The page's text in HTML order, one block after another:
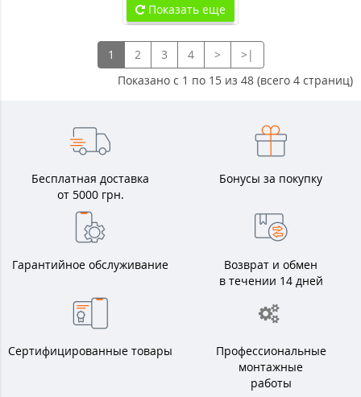
Показать еще
1 2 3 4 >
>|
Показано с 1 по 15 из 48 (всего 4 страниц)
Бесплатная доставка
от 5000 грн.
Бонусы за покупку
Гарантийное обслуживание
Возврат и обмен
в течении 14 дней
Сертифицированные товары
Профессиональные
монтажные
работы